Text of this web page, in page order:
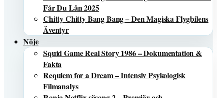
Får Du Lån 2025
Chitty Chitty Bang Bang – Den Magiska Flygbilens
Äventyr
Nöje
Squid Game Real Story 1986 – Dokumentation &
Fakta
Requiem for a Dream – Intensiv Psykologisk
Filmanalys